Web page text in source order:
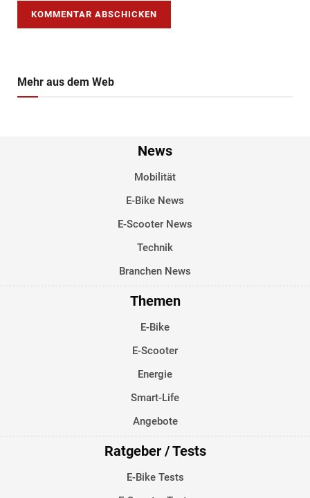
Mehr aus dem Web
News
Mobilität
E-Bike News
E-Scooter News
Technik
Branchen News
Themen
E-Bike
E-Scooter
Energie
Smart-Life
Angebote
Ratgeber / Tests
E-Bike Tests